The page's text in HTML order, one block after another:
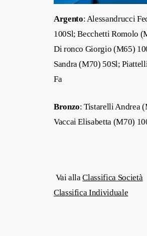
Argento: Alessandrucci
100Sl; Becchetti Romolo
Di ronco Giorgio (M65)
Sandra (M70) 50Sl;
Fa
Bronzo: Tistarelli Andrea
Vaccai Elisabetta (M70)
Vai allaClassifica Società
Classifica Individuale